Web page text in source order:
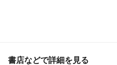
書店などで詳細を見る